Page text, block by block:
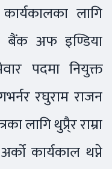
लागि
बैंक अफ इण्डिया
पदमा नियुक्त
रघुराम राजन
लागि थुप्रै्र राम्रा
कार्यकाल थप्ने